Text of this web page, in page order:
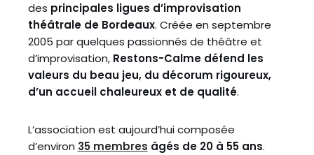
des principales ligues d’improvisation
théâtrale de Bordeaux. Créée en septembre
2005 par quelques passionnés de théâtre et
d’improvisation, Restons-Calme défend les
valeurs du beau jeu, du décorum rigoureux,
d’un accueil chaleureux et de qualité.
L’association est aujourd’hui composée
d’environ 35 membres âgés de 20 à 55 ans.